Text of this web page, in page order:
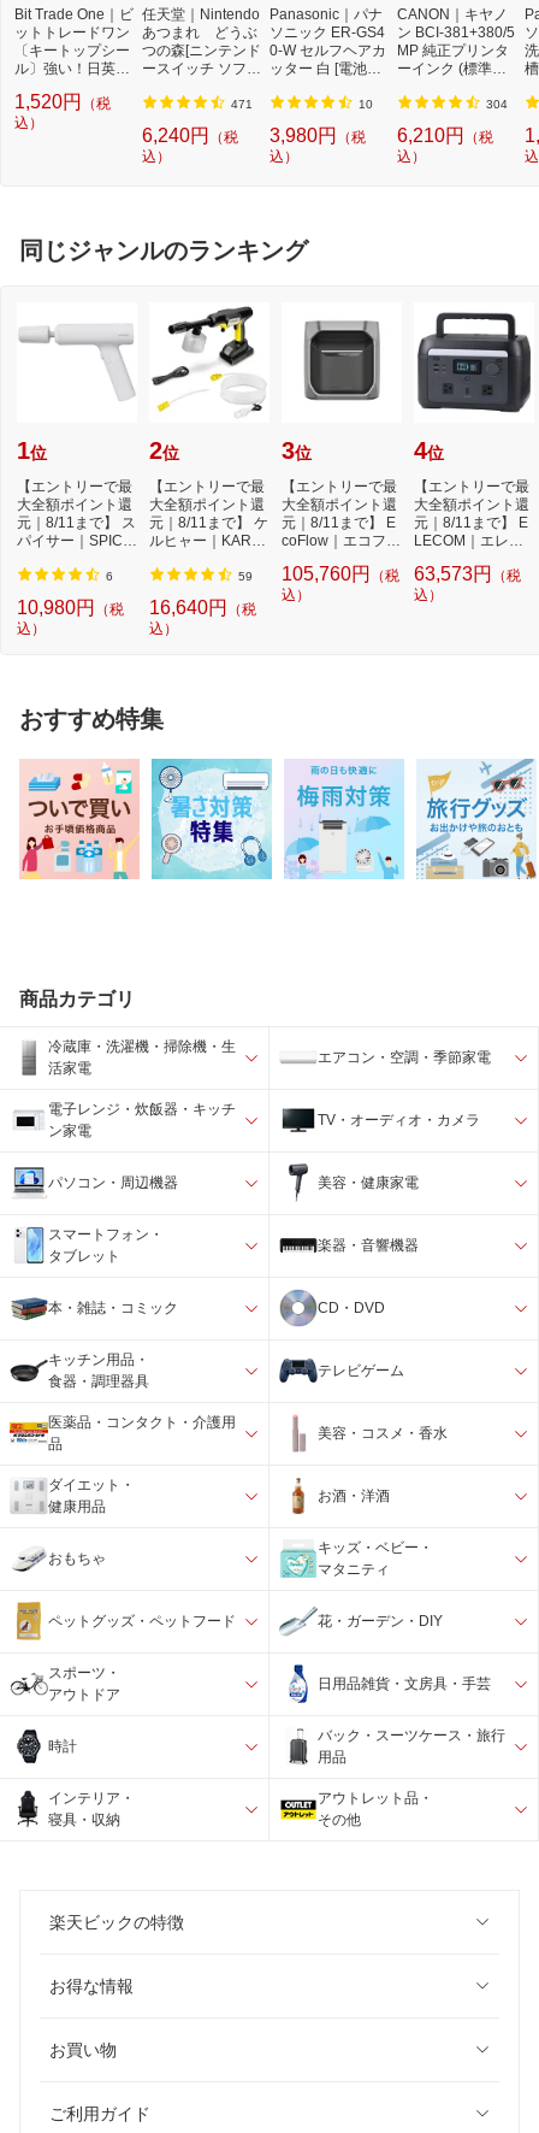
Bit Trade One｜ビ
ットトレードワン
〔キートップシー
ル〕強い！日英対
プシールセット ブ
ルー DYKTSBL
1,520円
（税
込）
任天堂｜Nintendo
あつまれ どうぶ
つの森[ニンテンド
ースイッチ ソフ
471
6,240円
（税
込）
Panasonic｜パナ
ソニック ER-GS4
0-W セルフヘアカ
ッター 白 [電池式]
10
3,980円
（税
込）
CANON｜キヤノ
ン BCI-381+380/5
MP 純正プリンタ
ーインク (標準容
3813805MP] 304
6,210円
（税
込）
同じジャンルのランキング
1位
【エントリーで最
大全額ポイント還
元｜8/11まで】 ス
パイサー｜SPICE
ケ...
6
10,980円
（税
込）
2位
【エントリーで最
大全額ポイント還
元｜8/11まで】 ケ
ルヒャー｜KARC
圧...
59
16,640円
（税
込）
3位
【エントリーで最
大全額ポイント還
元｜8/11まで】 E
coFlow｜エコフロ
P...
105,760円
（税
込）
4位
【エントリーで最
大全額ポイント還
元｜8/11まで】 E
LECOM｜エレコ
...
63,573円
（税
込）
おすすめ特集
商品カテゴリ
冷蔵庫・洗濯機・掃除機・生
活家電
エアコン・空調・季節家電
電子レンジ・炊飯器・キッチ
ン家電
TV・オーディオ・カメラ
パソコン・周辺機器 美容・健康家電
スマートフォン・
タブレット
楽器・音響機器
本・雑誌・コミック CD・DVD
キッチン用品・
食器・調理器具
テレビゲーム
医薬品・コンタクト・介護用
品
美容・コスメ・香水
ダイエット・
健康用品
お酒・洋酒
おもちゃ
キッズ・ベビー・
マタニティ
ペットグッズ・ペットフード 花・ガーデン・DIY
スポーツ・
アウトドア
日用品雑貨・文房具・手芸
時計
バック・スーツケース・旅行
用品
インテリア・
寝具・収納
アウトレット品・
その他
楽天ビックの特徴
お得な情報
お買い物
ご利用ガイド